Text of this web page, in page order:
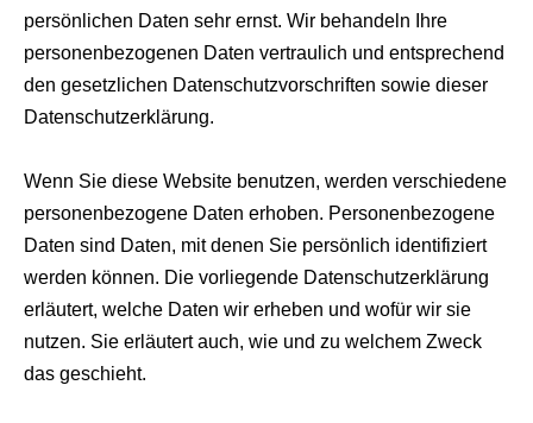
persönlichen Daten sehr ernst. Wir behandeln Ihre
personenbezogenen Daten vertraulich und entsprechend
den gesetzlichen Datenschutzvorschriften sowie dieser
Datenschutzerklärung.
Wenn Sie diese Website benutzen, werden verschiedene
personenbezogene Daten erhoben. Personenbezogene
Daten sind Daten, mit denen Sie persönlich identifiziert
werden können. Die vorliegende Datenschutzerklärung
erläutert, welche Daten wir erheben und wofür wir sie
nutzen. Sie erläutert auch, wie und zu welchem Zweck
das geschieht.